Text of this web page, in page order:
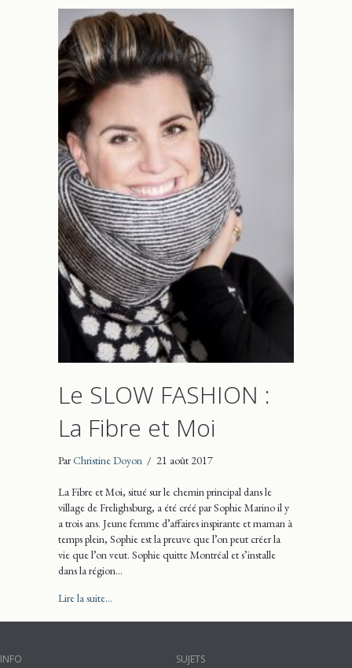
Le SLOW FASHION :
La Fibre et Moi
ParChristine Doyon / 21 août 2017
La Fibre et Moi, situé sur le chemin principal dans le
village de Frelighsburg, a été créé par Sophie Marino il y
a trois ans. Jeune femme d’affaires inspirante et maman à
temps plein, Sophie est la preuve que l’on peut créer la
vie que l’on veut. Sophie quitte Montréal et s’installe
dans la région…
Lire la suite...
INFO SUJETS